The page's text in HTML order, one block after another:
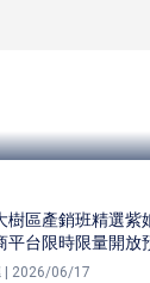
樹區產銷班精選紫
平台限時限量開放
| 2026/06/17